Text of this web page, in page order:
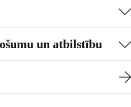
laiku un
un spēles uz 6,1
apburoša
savā saturā.
un atbilstību